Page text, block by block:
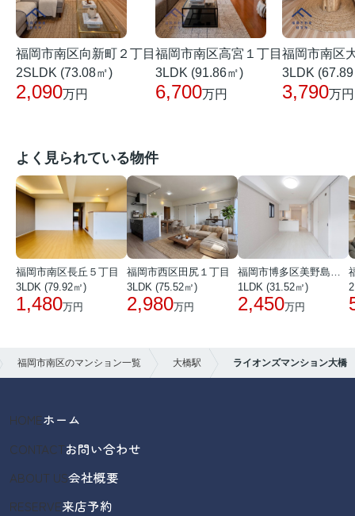
福岡市南区向新町２丁目
2SLDK (73.08㎡)
2,090万円
福岡市南区高宮１丁目
3LDK (91.86㎡)
6,700万円
福岡市南区
3LDK
3,790万円
よく見られている物件
福岡市南区長丘５丁目
3LDK (79.92㎡)
1,480万円
福岡市西区田尻１丁目
3LDK (75.52㎡)
2,980万円
1LDK (31.52㎡)
2,450万円
福岡市南区のマンション一覧 大橋駅 ライオンズマンション大橋
HOMEホーム
CONTACTお問い合わせ
ABOUT US会社概要
RESERVE来店予約